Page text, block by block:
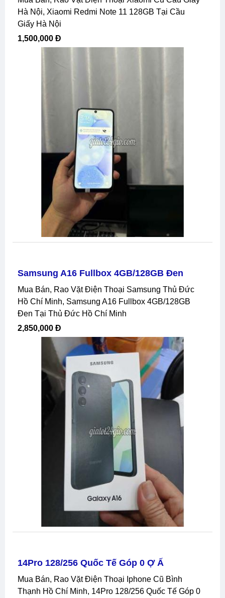
Hà Nội, Xiaomi Redmi Note 11 128GB Tại Cầu
Giấy Hà Nội
1,500,000 Đ
Samsung A16 Fullbox 4GB/128GB Đen
Mua Bán, Rao Vặt Điện Thoại Samsung Thủ Đức
Hồ Chí Minh, Samsung A16 Fullbox 4GB/128GB
Đen Tại Thủ Đức Hồ Chí Minh
2,850,000 Đ
14Pro 128/256 Quốc Tế Góp 0 Ợ Ấ
Mua Bán, Rao Vặt Điện Thoại Iphone Cũ Bình
Thạnh Hồ Chí Minh, 14Pro 128/256 Quốc Tế Góp 0